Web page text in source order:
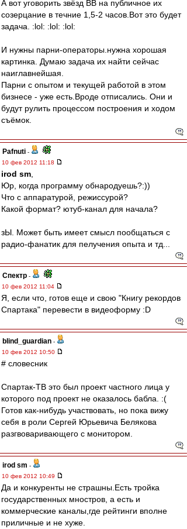
А вот уговорить звёзд ВВ на публичное их
созерцание в течние 1,5-2 часов.Вот это будет
задача. :lol: :lol: :lol:
И нужны парни-операторы.нужна хорошая
картинка. Думаю задача их найти сейчас
наиглавнейшая.
Парни с опытом и текущей работой в этом
бизнесе - уже есть.Вроде отписались. Они и
будут рулить процессом построения и ходом
съёмок.
Pafnuti -
10 фев 2012 11:18
irod sm
Юр, когда программу обнародуешь?:))
Что с аппаратурой, режиссурой?
Какой формат? ютуб-канал для начала?
зЫ. Может быть имеет смысл пообщаться с
радио-фанатик для пелучения опыта и тд...
Спектр -
10 фев 2012 11:04
Я, если что, готов еще и свою "Книгу рекордов
Спартака" перевести в видеоформу :D
blind_guardian -
10 фев 2012 10:50
# словесник
Спартак-ТВ это был проект частного лица у
которого под проект не оказалось бабла. :(
Готов как-нибудь участвовать, но пока вижу
себя в роли Сергей Юрьевича Белякова
разгвоваривающего с монитором.
irod sm -
10 фев 2012 10:49
Да и конкуренты не страшны.Есть тройка
государственных мностров, а есть и
коммерческие каналы,где рейтинги вполне
приличные и не хуже.